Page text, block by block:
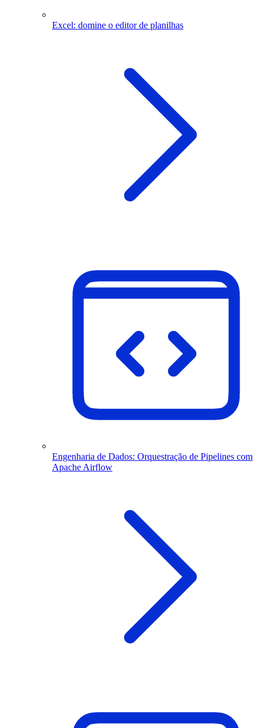
Excel: domine o editor de planilhas
Engenharia de Dados: Orquestração de Pipelines com
Apache Airflow